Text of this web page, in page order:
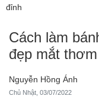
đỉnh
Cách làm
đẹp mắt
Nguyễn Hồng Ánh
Chủ Nhật, 03/07/2022